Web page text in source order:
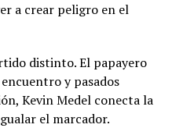
a crear peligro en el
distinto. El papayero
y pasados
Kevin Medel conecta la
el marcador.